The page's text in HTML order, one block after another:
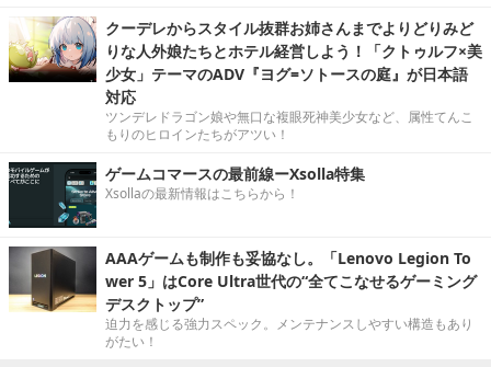
クーデレからスタイル抜群お姉さんまでよりどりみど
りな人外娘たちとホテル経営しよう！「クトゥルフ×美
少女」テーマのADV『ヨグ=ソトースの庭』が日本語
対応
ツンデレドラゴン娘や無口な複眼死神美少女など、属性てんこ
もりのヒロインたちがアツい！
ゲームコマースの最前線ーXsolla特集
Xsollaの最新情報はこちらから！
AAAゲームも制作も妥協なし。「Lenovo Legion To
wer 5」はCore Ultra世代の“全てこなせるゲーミング
デスクトップ”
迫力を感じる強力スペック。メンテナンスしやすい構造もあり
がたい！